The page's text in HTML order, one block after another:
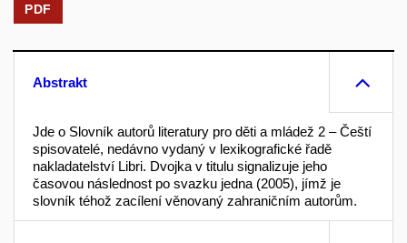
PDF
Abstrakt
Jde o Slovník autorů literatury pro děti a mládež 2 – Čeští
spisovatelé, nedávno vydaný v lexikografické řadě
nakladatelství Libri. Dvojka v titulu signalizuje jeho
časovou následnost po svazku jedna (2005), jímž je
slovník téhož zacílení věnovaný zahraničním autorům.